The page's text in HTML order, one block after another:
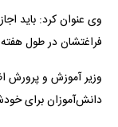
وی عنوان کرد: باید
فراغتشان در طول
وزیر آموزش و پرورش
دانش‌آموزان برای